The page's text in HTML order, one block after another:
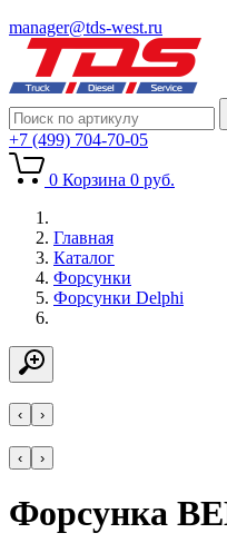
manager@tds-west.ru
+7 (499) 704-70-05
0 Корзина 0 руб.
Главная
Каталог
Форсунки
Форсунки Delphi
‹ ›
‹ ›
Форсунка